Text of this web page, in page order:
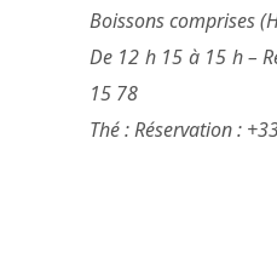
Boissons comprises
De 12 h 15 à 15 h –
15 78
Thé : Réservation :